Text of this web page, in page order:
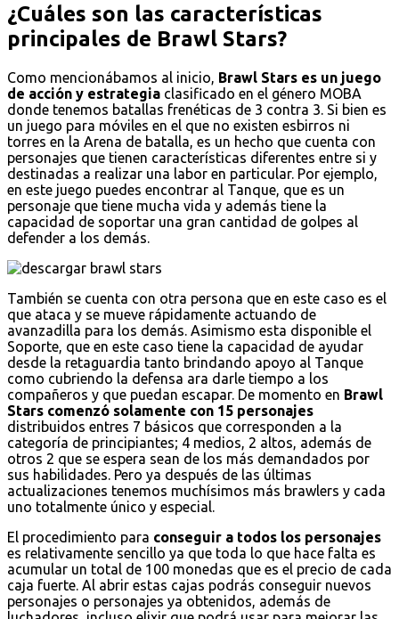
¿Cuáles son las características
principales de Brawl Stars?
Como mencionábamos al inicio, Brawl Stars es un juego
de acción y estrategia clasificado en el género MOBA
donde tenemos batallas frenéticas de 3 contra 3. Si bien es
un juego para móviles en el que no existen esbirros ni
torres en la Arena de batalla, es un hecho que cuenta con
personajes que tienen características diferentes entre si y
destinadas a realizar una labor en particular. Por ejemplo,
en este juego puedes encontrar al Tanque, que es un
personaje que tiene mucha vida y además tiene la
capacidad de soportar una gran cantidad de golpes al
defender a los demás.
También se cuenta con otra persona que en este caso es el
que ataca y se mueve rápidamente actuando de
avanzadilla para los demás. Asimismo esta disponible el
Soporte, que en este caso tiene la capacidad de ayudar
desde la retaguardia tanto brindando apoyo al Tanque
como cubriendo la defensa ara darle tiempo a los
compañeros y que puedan escapar. De momento en Brawl
Stars comenzó solamente con 15 personajes
distribuidos entres 7 básicos que corresponden a la
categoría de principiantes; 4 medios, 2 altos, además de
otros 2 que se espera sean de los más demandados por
sus habilidades. Pero ya después de las últimas
actualizaciones tenemos muchísimos más brawlers y cada
uno totalmente único y especial.
El procedimiento para conseguir a todos los personajes
es relativamente sencillo ya que toda lo que hace falta es
acumular un total de 100 monedas que es el precio de cada
caja fuerte. Al abrir estas cajas podrás conseguir nuevos
personajes o personajes ya obtenidos, además de